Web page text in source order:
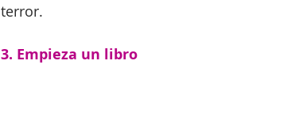
terror.
3. Empieza un libro